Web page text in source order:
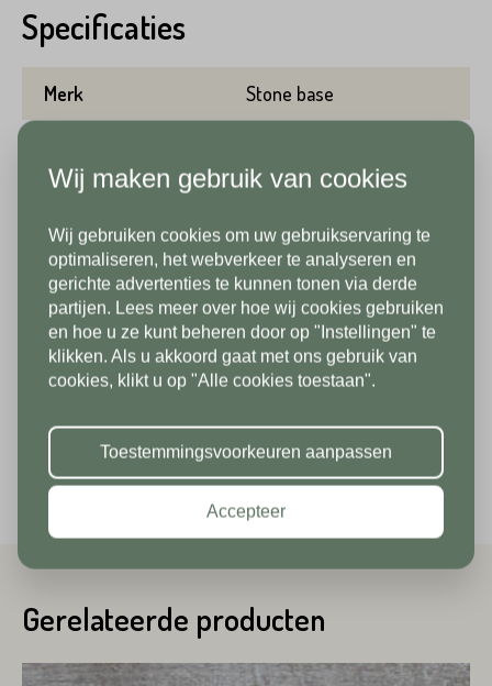
Specificaties
Merk Stone base
Aantal per m2
Lengte 120 cm
Breedte 30 cm
Dikte/hoogte 2 cm
Per verpakking 25.92 m2
Gerelateerde producten
Achternaam*
Telefoonnummer*
Land*
Land*
Nederland
Postcode*
In verband met onze
vakantiesluiting zijn wij vanaf 1/8
tot en met 9/8 gesloten. Vanaf
10/8 zien we jullie graag weer bij
ons in de showroom. Fijne
vakantie!
Wij maken gebruik van cookies
Wij gebruiken cookies om uw gebruikservaring te
optimaliseren, het webverkeer te analyseren en
gerichte advertenties te kunnen tonen via derde
partijen. Lees meer over hoe wij cookies gebruiken
en hoe u ze kunt beheren door op "Instellingen" te
klikken. Als u akkoord gaat met ons gebruik van
cookies, klikt u op "Alle cookies toestaan".
Toestemmingsvoorkeuren aanpassen
Accepteer